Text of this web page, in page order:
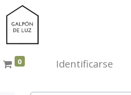
0 Identificarse